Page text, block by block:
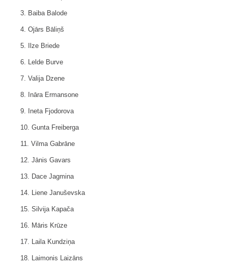
3. Baiba Balode
4. Ojārs Bāliņš
5. Ilze Briede
6. Lelde Burve
7. Valija Dzene
8. Ināra Ermansone
9. Ineta Fjodorova
10. Gunta Freiberga
11. Vilma Gabrāne
12. Jānis Gavars
13. Dace Jagmina
14. Liene Januševska
15. Silvija Kapača
16. Māris Krūze
17. Laila Kundziņa
18. Laimonis Laizāns